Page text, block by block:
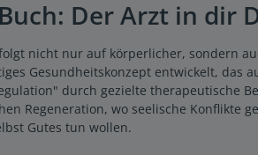
Der Arzt in dir
nicht nur auf körperlicher, sondern
Gesundheitskonzept entwickelt,
durch gezielte therapeutische
Regeneration, wo seelische
Gutes tun wollen.